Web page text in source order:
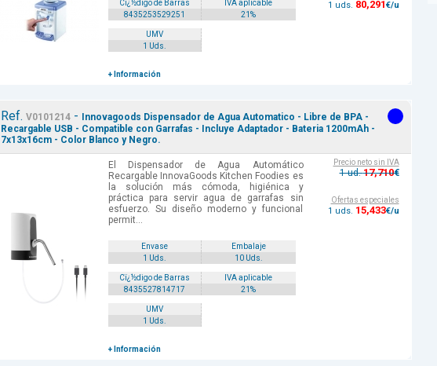
Cï¿½digo de Barras
IVA aplicable
8435253529251
21%
UMV
1 Uds.
+ Información
1 uds. 80,291€/u
Ref. V0101214-
Innovagoods Dispensador de Agua Automatico - Libre de BPA -
Recargable USB - Compatible con Garrafas - Incluye Adaptador - Bateria 1200mAh -
7x13x16cm - Color Blanco y Negro.
El Dispensador de Agua Automático
Recargable InnovaGoods Kitchen Foodies es
la solución más cómoda, higiénica y
práctica para servir agua de garrafas sin
esfuerzo. Su diseño moderno y funcional
permit...
Envase
Embalaje
1 Uds.
10 Uds.
Cï¿½digo de Barras
IVA aplicable
8435527814717
21%
UMV
1 Uds.
+ Información
Precio neto sin IVA
1 ud.17,710€
Ofertas especiales
1 uds. 15,433€/u